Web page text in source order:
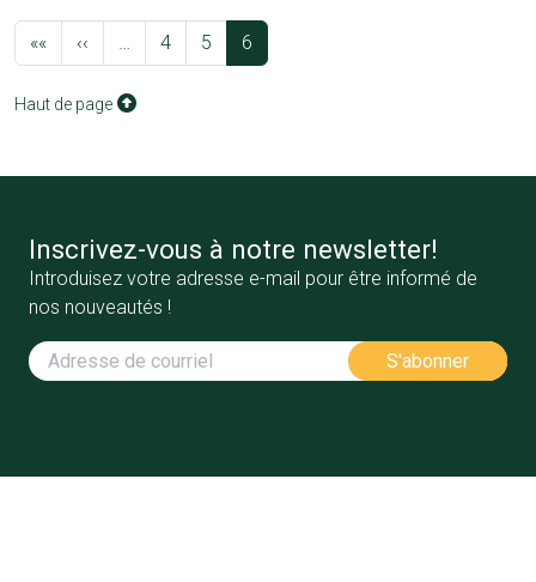
Pagination
««Première page
‹‹ Page précédente
4 5 6
Haut de page
Inscrivez-vous à notre newsletter!
Introduisez votre adresse e-mail pour être informé de
nos nouveautés !